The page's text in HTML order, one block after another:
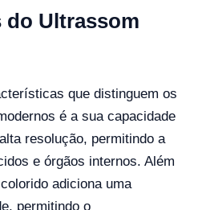
do Ultrassom
que distinguem os
é a sua capacidade
resolução, permitindo a
e órgãos internos. Além
adiciona uma
permitindo o